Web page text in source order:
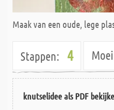
Maak van een oude, lege
Stappen: 4
knutselidee als PDF